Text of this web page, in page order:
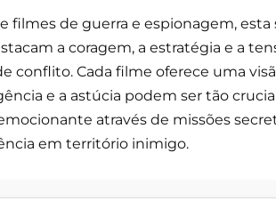
filmes de guerra e espionagem, esta
a coragem, a estratégia e a
conflito. Cada filme oferece uma
e a astúcia podem ser tão
através de missões
em território inimigo.